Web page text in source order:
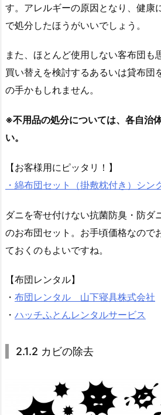
す。アレルギーの原因となり、健康
で処分したほうがいいでしょう。
また、ほとんど使用しない客布団も
買い替えを検討するあるいは貸布団
の手かもしれません。
※不用品の処分については、各自治
い。
【お客様用にピッタリ！】
・綿布団セット（掛敷枕付き）シン
ダニを寄せ付けない抗菌防臭・防ダ
のお布団セット。お手頃価格なので
ておくのもよいですね。
【布団レンタル】
・ 布団レンタル 山下寝具株式会社
・ ハッチふとんレンタルサービス
2.1.2 カビの除去